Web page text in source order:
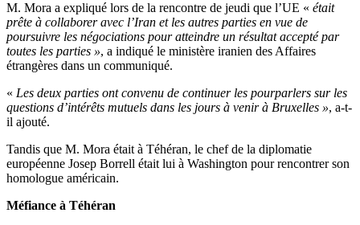
M. Mora a expliqué lors de la rencontre de jeudi que l’UE « était
prête à collaborer avec l’Iran et les autres parties en vue de
poursuivre les négociations pour atteindre un résultat accepté par
toutes les parties », a indiqué le ministère iranien des Affaires
étrangères dans un communiqué.
« Les deux parties ont convenu de continuer les pourparlers sur les
questions d’intérêts mutuels dans les jours à venir à Bruxelles », a-t-
il ajouté.
Tandis que M. Mora était à Téhéran, le chef de la diplomatie
européenne Josep Borrell était lui à Washington pour rencontrer son
homologue américain.
Méfiance à Téhéran